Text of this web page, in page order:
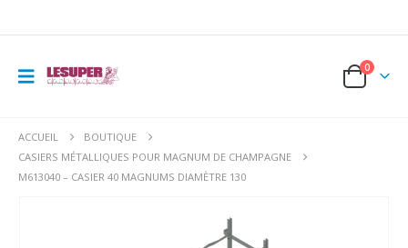
0
ACCUEIL
BOUTIQUE
CASIERS MÉTALLIQUES POUR MAGNUM DE CHAMPAGNE
M613040 – CASIER 40 MAGNUMS DIAMÈTRE 130